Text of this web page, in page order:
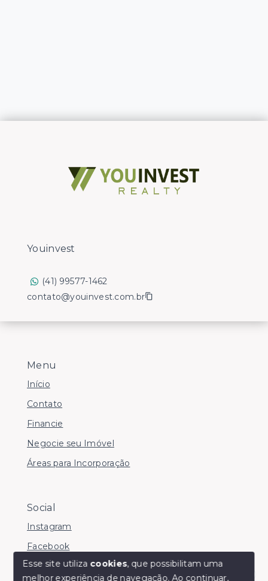
Menu
Início
Contato
Financie
Negocie seu Imóvel
Áreas para Incorporação
Social
Instagram
Facebook
Youinvest
(41) 99577-1462
contato@youinvest.com.br
Esse site utiliza cookies, que possibilitam uma
melhor experiência de navegação.Ao continuar,